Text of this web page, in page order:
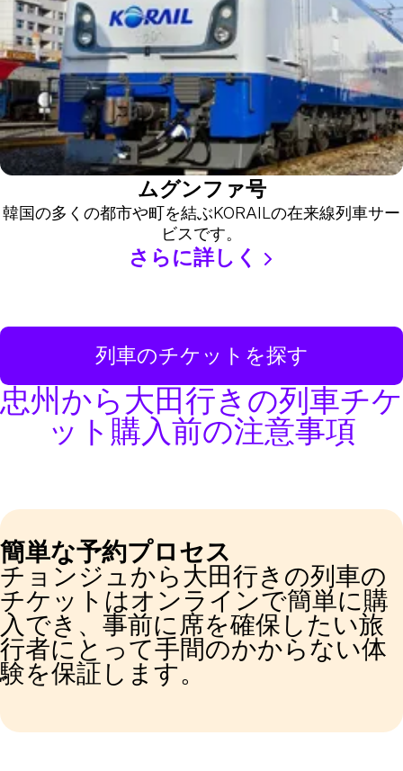
ムグンファ号
韓国の多くの都市や町を結ぶKORAILの在来線列車サー
ビスです。
さらに詳しく
列車のチケットを探す
忠州から大田行きの列車チケ
ット購入前の注意事項
簡単な予約プロセス
チョンジュから大田行きの列車の
チケットはオンラインで簡単に購
入でき、事前に席を確保したい旅
行者にとって手間のかからない体
験を保証します。